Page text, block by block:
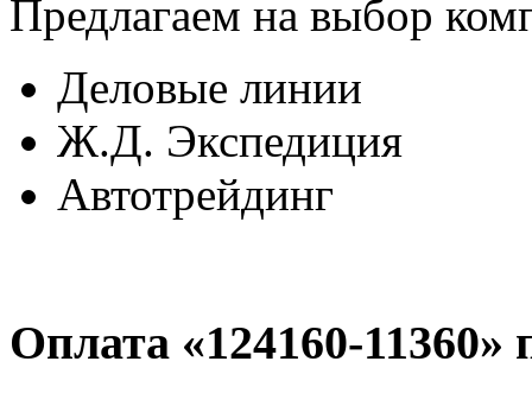
Предлагаем на выбор
Деловые линии
Ж.Д. Экспедиция
Автотрейдинг
Оплата «124160-11360»